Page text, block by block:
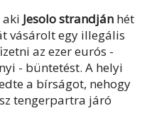
aki Jesolo strandján hét
vásárolt egy illegális
az ezer eurós -
- büntetést. A helyi
a bírságot, nehogy
tengerpartra járó